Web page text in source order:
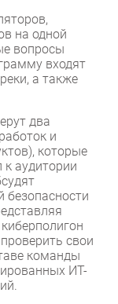
на одной
вопросы
входят
а также
два
и
которые
аудитории
свои
команды
ИТ-